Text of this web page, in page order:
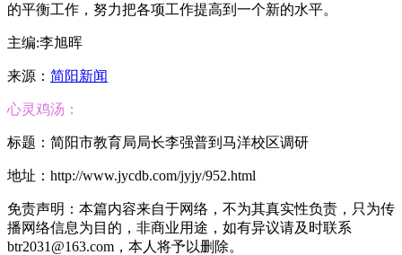
的平衡工作，努力把各项工作提高到一个新的水平。
主编:李旭晖
来源： 简阳新闻
心灵鸡汤：
标题：简阳市教育局局长李强普到马洋校区调研
地址：http://www.jycdb.com/jyjy/952.html
免责声明：本篇内容来自于网络，不为其真实性负责，只为传
播网络信息为目的，非商业用途，如有异议请及时联系
btr2031@163.com，本人将予以删除。